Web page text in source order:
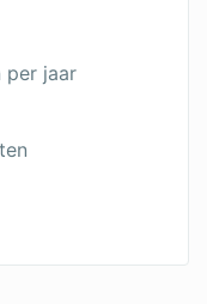
per jaar